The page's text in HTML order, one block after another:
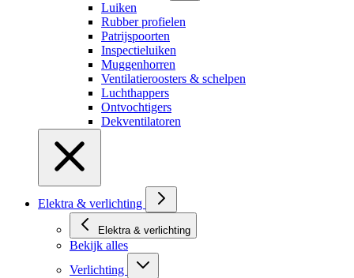
Luiken
Rubber profielen
Patrijspoorten
Inspectieluiken
Muggenhorren
Ventilatieroosters & schelpen
Luchthappers
Ontvochtigers
Dekventilatoren
Elektra & verlichting
Elektra & verlichting
Bekijk alles
Verlichting